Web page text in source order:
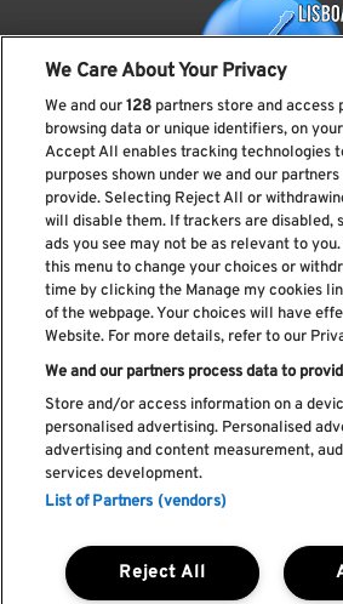
Subscreve a nossa
Li e aceito os Política de
Livro de
Livro de Elogios
Política de
Termos e
Faq's
We Care About Your Privacy
We and our128 partners store and access
browsing data or unique identifiers, on
Accept All enables tracking technologies
purposes shown under we and our
provide. Selecting Reject All or
will disable them. If trackers are disabled,
ads you see may not be as relevant to
this menu to change your choices or
time by clicking the Manage my cookies
of the webpage. Your choices will have
Website. For more details, refer to our
We and our partners process data to
Store and/or access information on a
personalised advertising. Personalised
advertising and content measurement,
services development.
List of Partners (vendors)
Reject All